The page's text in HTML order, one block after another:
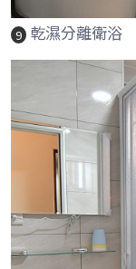
9 乾濕分離衛浴